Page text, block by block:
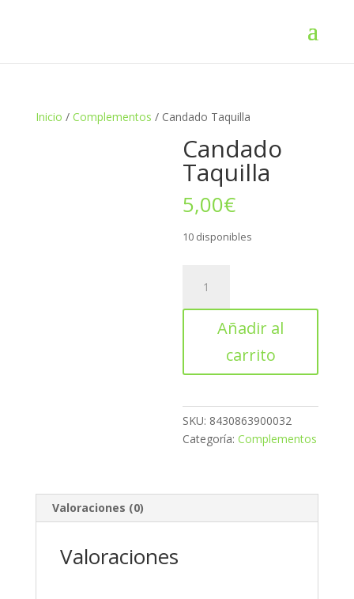
Inicio / Complementos / Candado Taquilla
Candado
Taquilla
5,00€
10 disponibles
Taquilla
cantidad
Añadir al
carrito
SKU: 8430863900032
Categoría:Complementos
Valoraciones (0)
Valoraciones